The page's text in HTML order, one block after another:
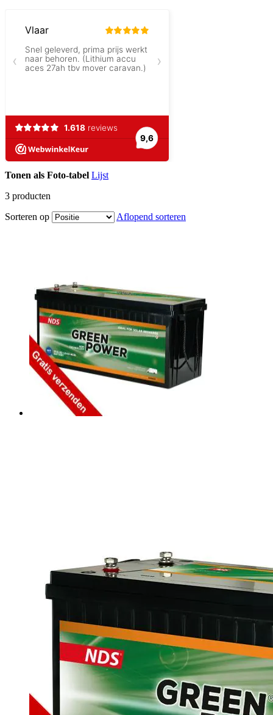
Tonen als Foto-tabel Lijst
3 producten
Sorteren op
Aflopend sorteren